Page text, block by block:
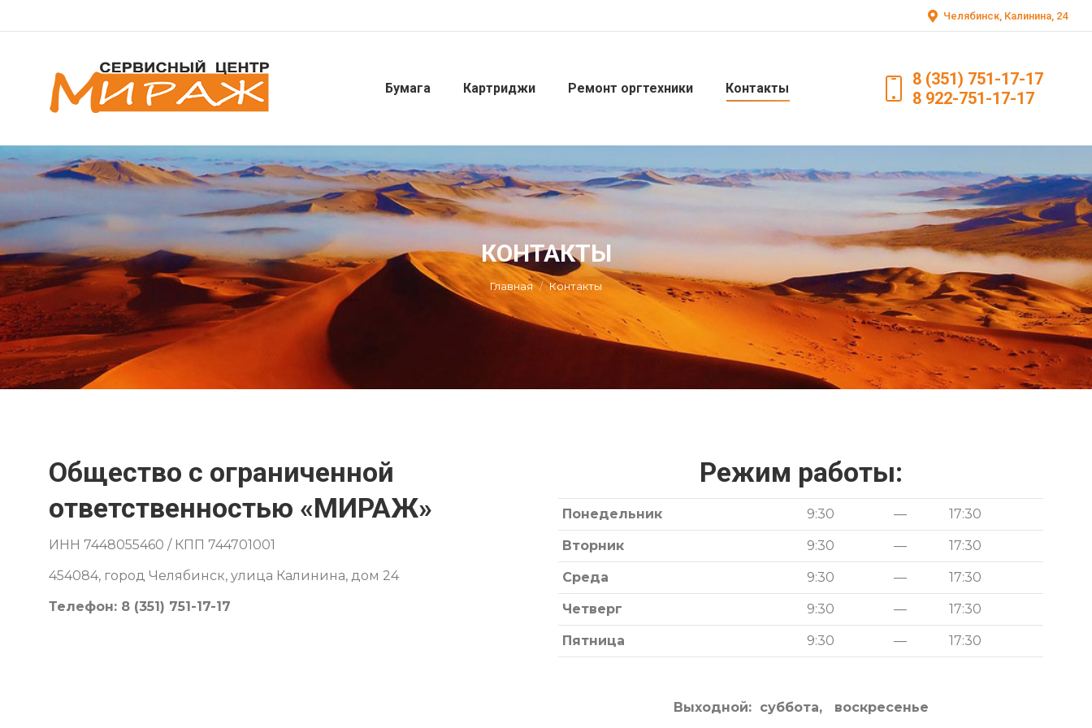
Челябинск, Калинина, 24
Бумага Картриджи Ремонт оргтехники Контакты
8 (351) 751-17-17
8 922-751-17-17
КОНТАКТЫ
Вы здесь:
Главная Контакты
Общество с ограниченной
ответственностью «МИРАЖ»
ИНН 7448055460 / КПП 744701001
454084, город Челябинск, улица Калинина, дом 24
Телефон: 8 (351) 751-17-17
Режим работы:
Понедельник 9:30 — 17:30
Вторник 9:30 — 17:30
Среда 9:30 — 17:30
Четверг 9:30 — 17:30
Пятница 9:30 — 17:30
Выходной: суббота, воскресенье